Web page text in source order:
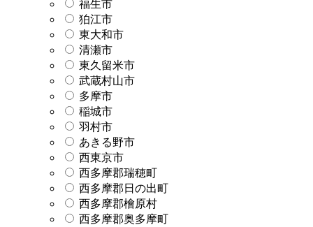
福生市
狛江市
東大和市
清瀬市
東久留米市
武蔵村山市
多摩市
稲城市
羽村市
あきる野市
西東京市
西多摩郡瑞穂町
西多摩郡日の出町
西多摩郡檜原村
西多摩郡奥多摩町